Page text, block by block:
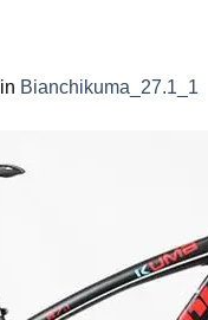
in Bianchikuma_27.1_1